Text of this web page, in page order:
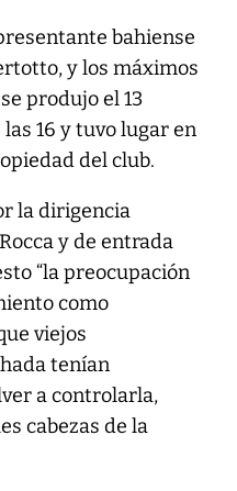
bahiense
y los máximos
produjo el 13
16 y tuvo lugar en
del club.
la dirigencia
y de entrada
“la preocupación
como
viejos
tenían
a controlarla,
cabezas de la